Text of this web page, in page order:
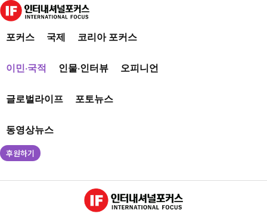
포커스 국제 코리아 포커스
이민·국적 인물·인터뷰 오피니언
글로벌라이프 포토뉴스
동영상뉴스
후원하기